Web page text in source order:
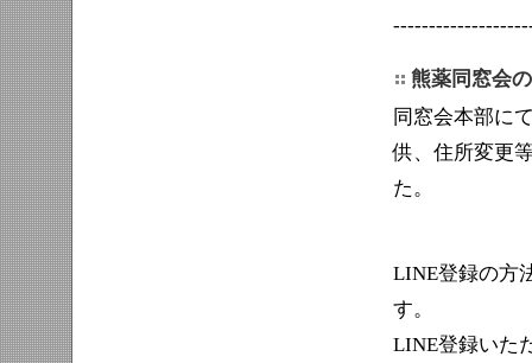
熊薬同窓
同窓会本部に
供、住所変更
た。
LINE登録の方
す。
LINE登録いた